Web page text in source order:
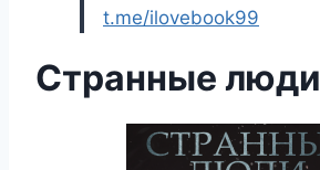
t.me/ilovebook99
Странные люди